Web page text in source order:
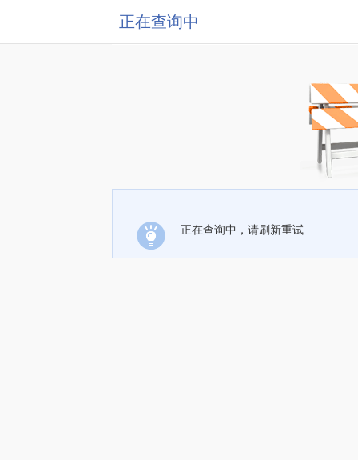
正在查询中
正在查询中，请刷新重试